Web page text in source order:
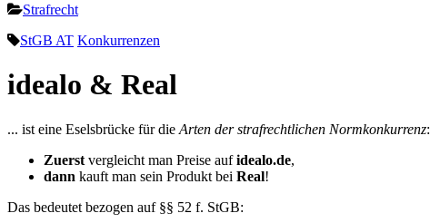
Strafrecht
StGB AT Konkurrenzen
idealo & Real
... ist eine Eselsbrücke für die Arten der strafrechtlichen Normkonkurrenz:
Zuerst vergleicht man Preise aufidealo.de,
dann kauft man sein Produkt bei Real!
Das bedeutet bezogen auf §§ 52 f. StGB: